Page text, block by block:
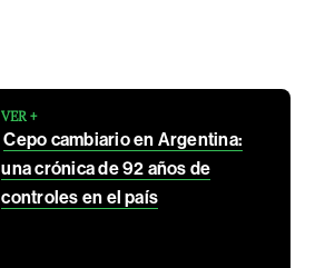
VER +
Cepo cambiario en Argentina:
una crónica de 92 años de
controles en el país